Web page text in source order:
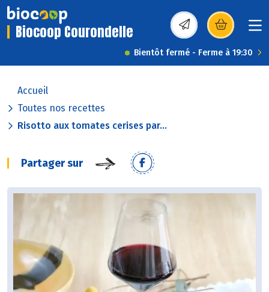
Biocoop Courondelle (s’ouvre dans une
Bientôt fermé - Ferme à 19:30
Accueil
Toutes nos recettes
Risotto aux tomates cerises par...
Partager sur